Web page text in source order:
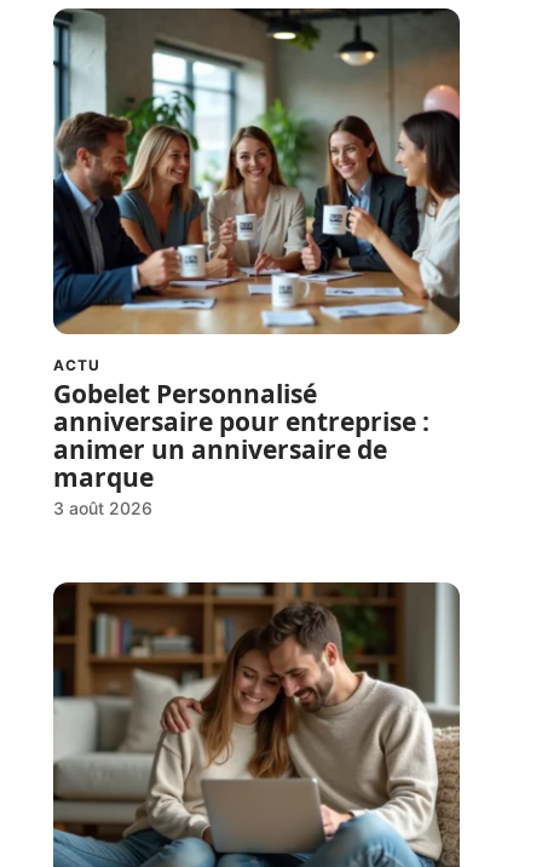
ACTU
Gobelet Personnalisé
anniversaire pour entreprise :
animer un anniversaire de
marque
3 août 2026